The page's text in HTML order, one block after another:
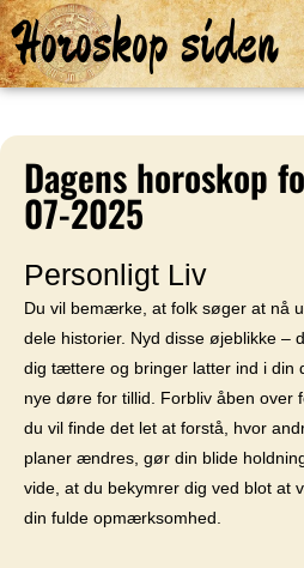
Horoskop siden
Dagens horoskop
07-2025
Personligt Liv
Du vil bemærke, at folk søger at nå
dele historier. Nyd disse øjeblikke –
dig tættere og bringer latter ind i
nye døre for tillid. Forbliv åben over
du vil finde det let at forstå, hvor
planer ændres, gør din blide
vide, at du bekymrer dig ved blot at
din fulde opmærksomhed.